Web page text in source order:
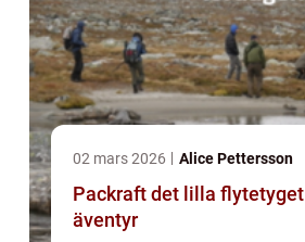
02 mars 2026 Alice Pettersson
Packraft det lilla flytetyget för stora
äventyr